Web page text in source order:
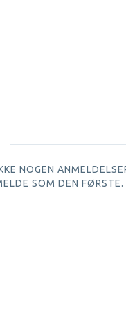
NOGEN
SOM DEN FØRSTE.